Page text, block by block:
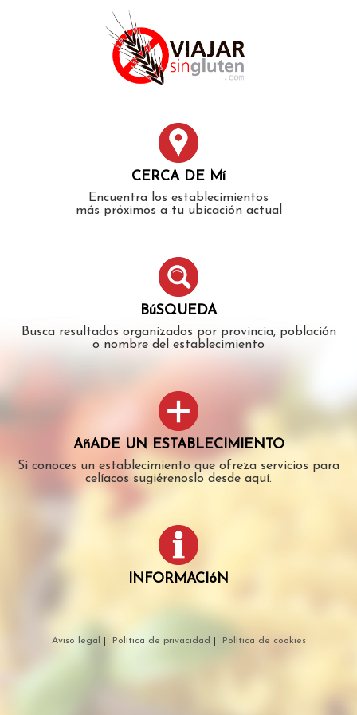
CERCA DE Mí
Encuentra los establecimientos
más próximos a tu ubicación actual
BúSQUEDA
Busca resultados organizados por provincia, población
o nombre del establecimiento
AñADE UN ESTABLECIMIENTO
Si conoces un establecimiento que ofreza servicios para
celíacos sugiérenoslo desde aquí.
INFORMACIóN
Aviso legal Política de privacidad Política de cookies
authorized to show the cookie declaration for domain group
ID 546ddaab-b478-4440-aa8a-3b0205284212. Please add it to
the domain group in the Cookiebot Manager to authorize